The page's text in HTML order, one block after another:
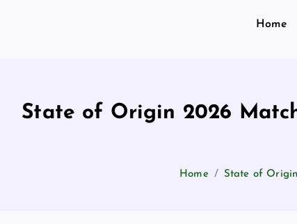
Home
State of Origin 2026
Home State of